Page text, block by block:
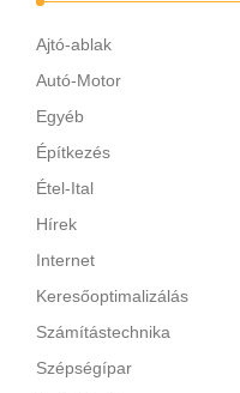
Ajtó-ablak
Autó-Motor
Egyéb
Építkezés
Étel-Ital
Hírek
Internet
Keresőoptimalizálás
Számítástechnika
Szépségípar